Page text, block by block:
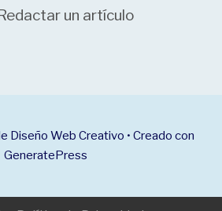
un artículo
Diseño Web Creativo • Creado con
GeneratePress